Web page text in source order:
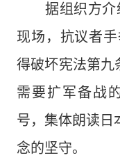
据组织方介
现场，抗议者
得破坏宪法第九
需要扩军备战
号，集体朗读日
念的坚守。